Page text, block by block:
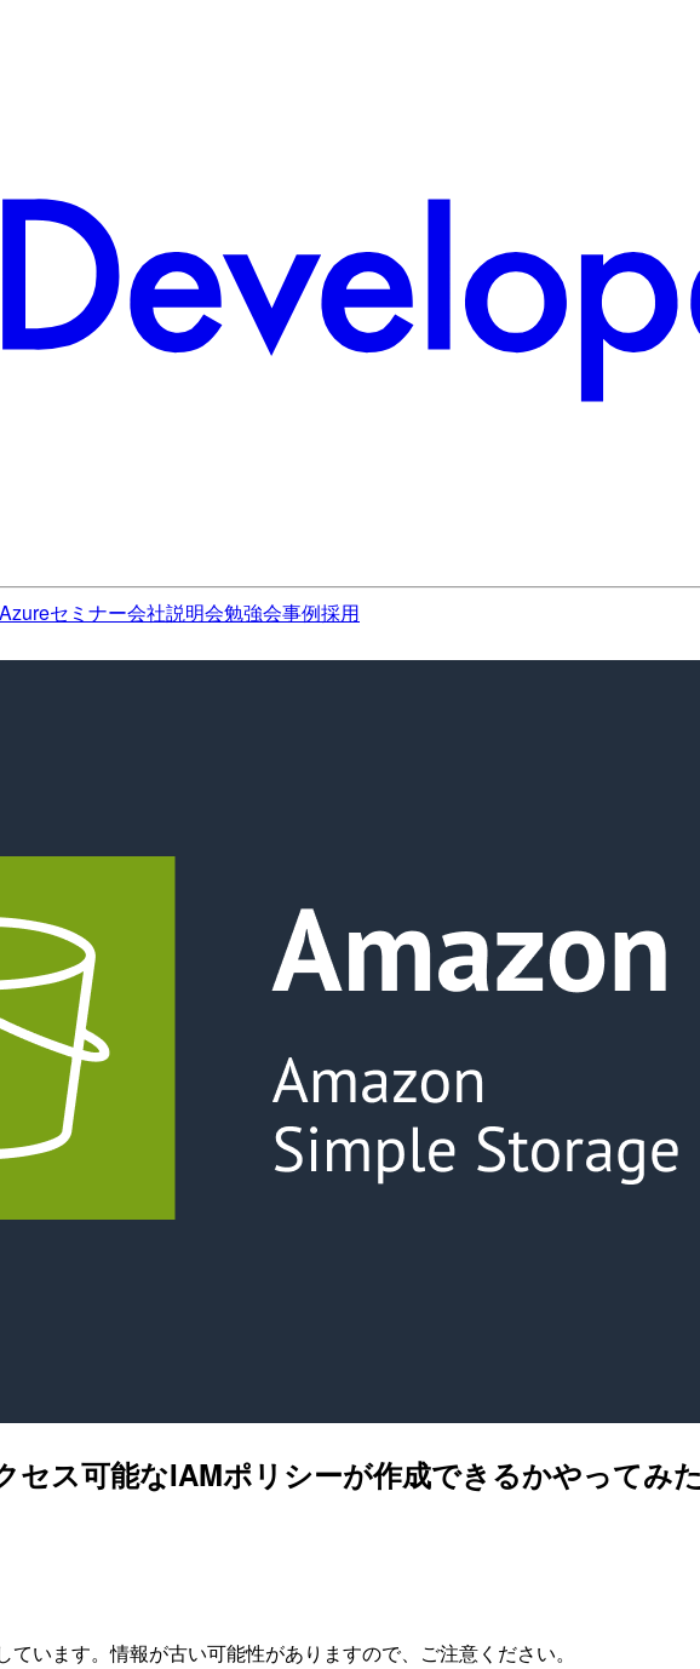
Azureセミナー会社説明会勉強会事例採用
セス可能なIAMポリシーが作成できるかやってみ
います。情報が古い可能性がありますので、ご注意ください。